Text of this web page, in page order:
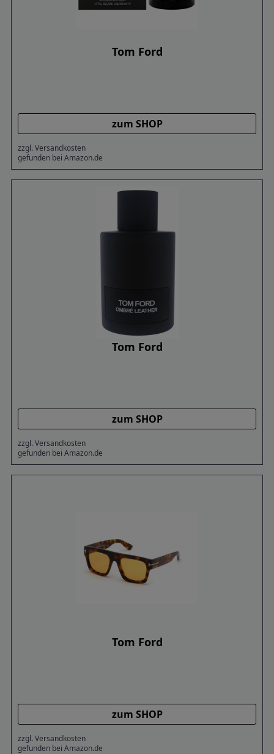
Tom Ford
zum SHOP
zzgl. Versandkosten
gefunden bei Amazon.de
Tom Ford
zum SHOP
zzgl. Versandkosten
gefunden bei Amazon.de
Tom Ford
zum SHOP
zzgl. Versandkosten
gefunden bei Amazon.de